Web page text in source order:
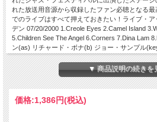
れた放送用音源から収録したファン必聴となる
でのライブはすべて押えておきたい！ライブ・
デン 07/20/2000 1.Creole Eyes 2.Camel Island
5.Children See The Angel 6.Corners 7.Dina Lam
ン(as) リチャード・ボナ(b) ジョー・サンプル
▼ 商品説明の続き
価格:1,386円(税込)